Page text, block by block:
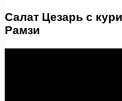
Салат Цезарь с
Рамзи